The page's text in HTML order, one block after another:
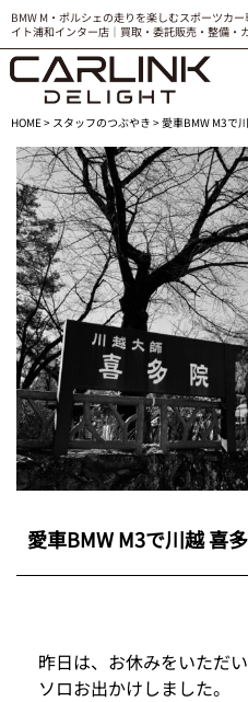
BMW M・ポルシェの走りを楽しむスポーツカ
イト浦和インター店｜買取・委託販売・整備・
HOME> スタッフのつぶやき > 愛車BMW M3で
愛車BMW M3で川越 喜
昨日は、お休みをいただ
ソロお出かけしました。